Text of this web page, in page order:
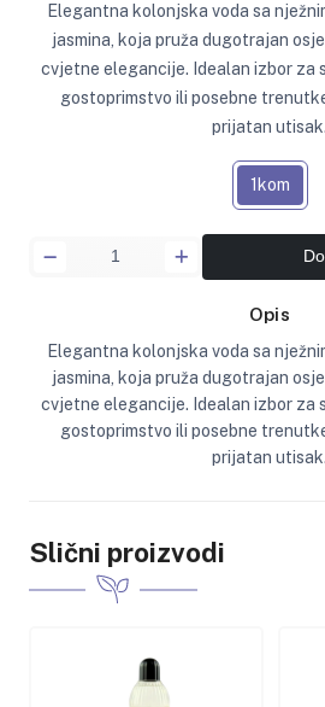
Elegantna kolonjska voda sa
jasmina, koja pruža dugotrajan
cvjetne elegancije. Idealan izbor za
gostoprimstvo ili posebne
prijatan utisak.
1kom
Opis
Elegantna kolonjska voda sa
jasmina, koja pruža dugotrajan
cvjetne elegancije. Idealan izbor za
gostoprimstvo ili posebne
prijatan utisak.
Slični proizvodi